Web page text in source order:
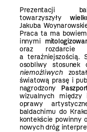
Prezentacji
towarzyszyły
Jakuba
Praca ta ma
innymi
oraz rozdarcie
a teraźniejszością.
osobliwy stosunek
niemożliwych
światową prasę i
nagrodzony
wizualnych między
oprawy
baldachimu do
kontekście powinny
nowych dróg